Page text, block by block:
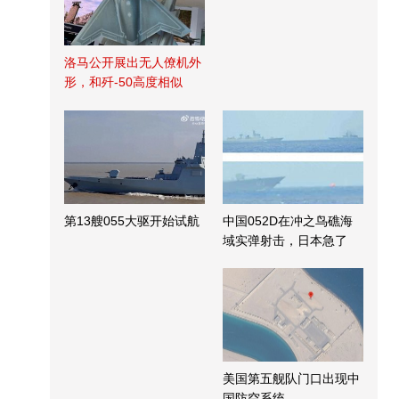
洛马公开展出无人僚机外
形，和歼-50高度相似
第13艘055大驱开始试航
中国052D在冲之鸟礁海
域实弹射击，日本急了
美国第五舰队门口出现中